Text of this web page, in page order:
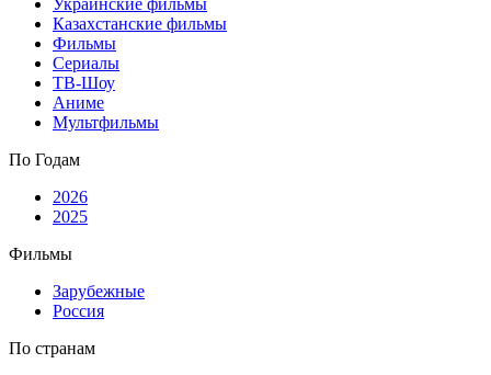
Украинские фильмы
Казахстанские фильмы
Фильмы
Сериалы
ТВ-Шоу
Аниме
Мультфильмы
По Годам
2026
2025
Фильмы
Зарубежные
Россия
По странам